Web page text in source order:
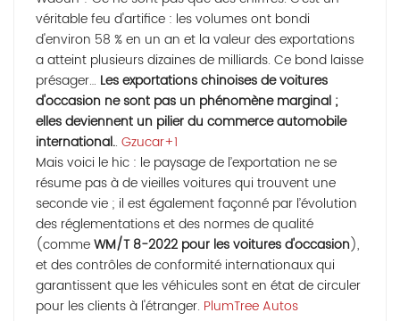
véritable feu d'artifice : les volumes ont bondi
d'environ 58 % en un an et la valeur des exportations
a atteint plusieurs dizaines de milliards. Ce bond laisse
présager… Les exportations chinoises de voitures
d'occasion ne sont pas un phénomène marginal ;
elles deviennent un pilier du commerce automobile
international.. Gzucar+1
Mais voici le hic : le paysage de l’exportation ne se
résume pas à de vieilles voitures qui trouvent une
seconde vie ; il est également façonné par l’évolution
des réglementations et des normes de qualité
(commeWM/T 8-2022 pour les voitures d'occasion),
et des contrôles de conformité internationaux qui
garantissent que les véhicules sont en état de circuler
pour les clients à l'étranger. PlumTree Autos